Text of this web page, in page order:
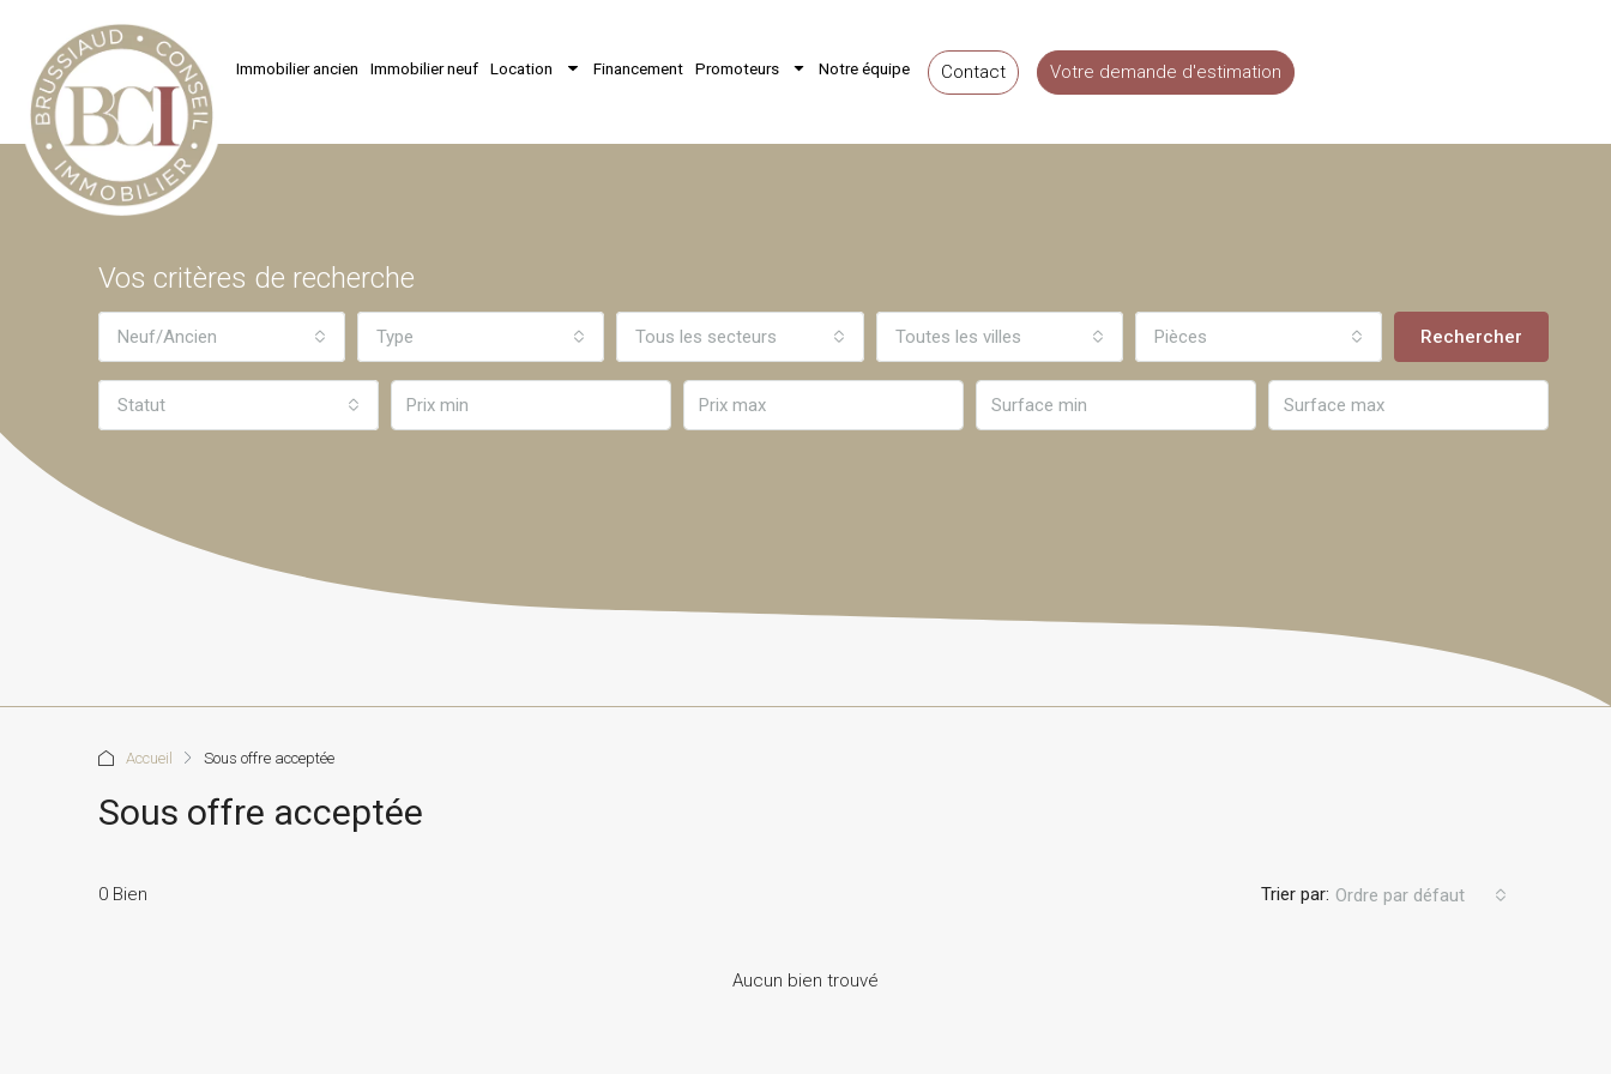
Immobilier ancien Immobilier neuf Location Financement Promoteurs Notre équipe Contact Votre demande d'estimation
Vos critères de recherche
Neuf/Ancien Type Tous les secteurs Toutes les villes Pièces Rechercher
Statut
Accueil Sous offre acceptée
Sous offre acceptée
0 Bien Trier par: Ordre par défaut
Aucun bien trouvé